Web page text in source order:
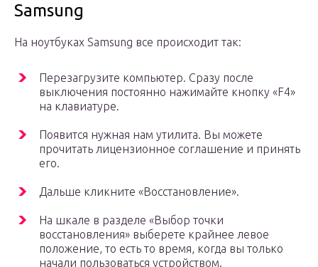
Samsung
На ноутбуках Samsung все происходит так:
Перезагрузите компьютер. Сразу после
выключения постоянно нажимайте кнопку «F4»
на клавиатуре.
Появится нужная нам утилита. Вы можете
прочитать лицензионное соглашение и принять
его.
Дальше кликните «Восстановление».
На шкале в разделе «Выбор точки
восстановления» выберете крайнее левое
положение, то есть то время, когда вы только
начали пользоваться устройством.